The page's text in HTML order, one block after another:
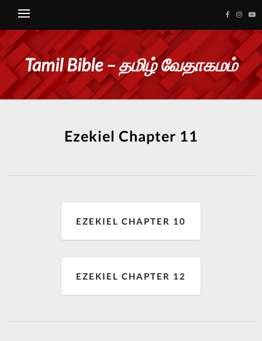
Tamil Bible – தமிழ் வேதாகமம்
Ezekiel Chapter 11
EZEKIEL CHAPTER 10
EZEKIEL CHAPTER 12